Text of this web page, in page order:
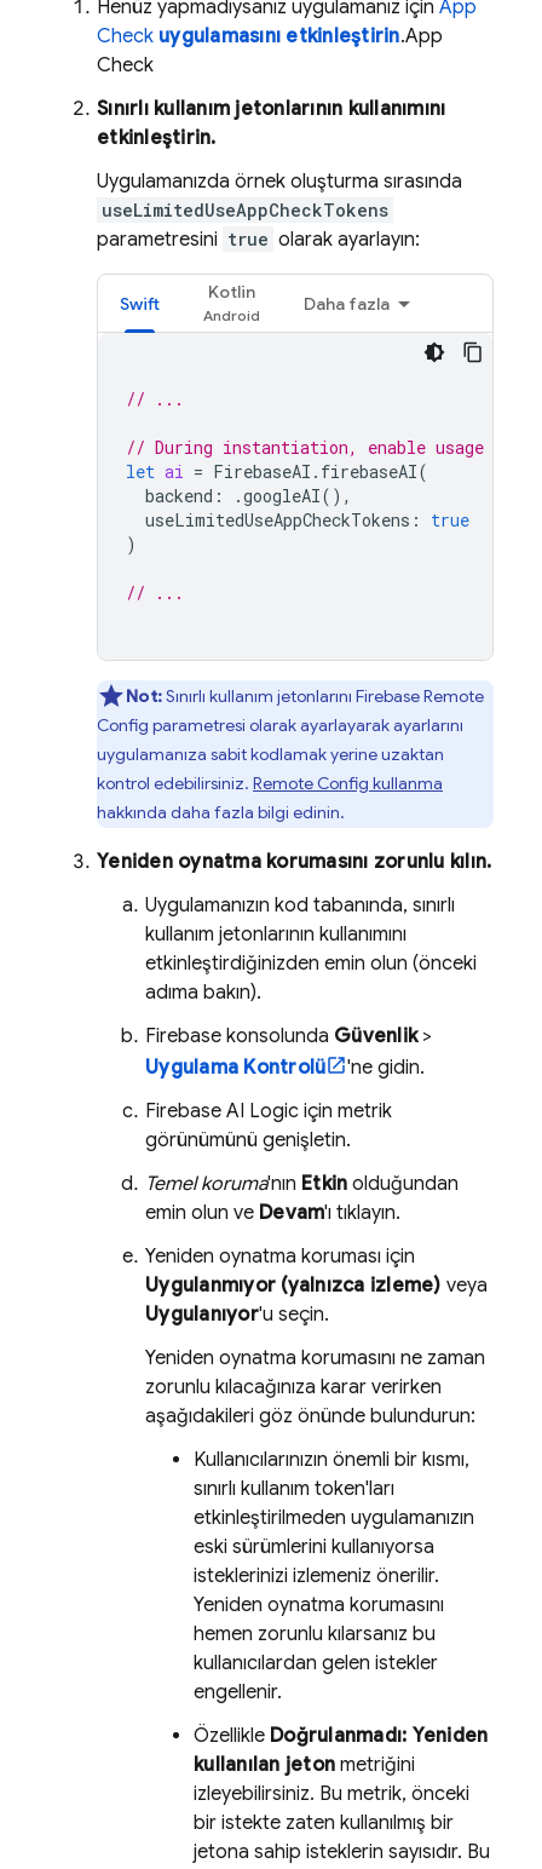
Henüz yapmadıysanız uygulamanız için App
Check uygulamasını etkinleştirin.App
Check
Sınırlı kullanım jetonlarının kullanımını
etkinleştirin.
Uygulamanızda örnek oluşturma sırasında
useLimitedUseAppCheckTokens
parametresini true olarak ayarlayın:
Swift
Kotlin
Daha fazla
// ...
// During instantiation, enable usage of
let ai = FirebaseAI . firebaseAI(
backend : .googleAI(),
useLimitedUseAppCheckTokens :
true
)
// ...
Not:Sınırlı kullanım jetonlarını Firebase Remote
Config parametresi olarak ayarlayarak ayarlarını
uygulamanıza sabit kodlamak yerine uzaktan
kontrol edebilirsiniz. Remote Config kullanma
hakkında daha fazla bilgi edinin.
Yeniden oynatma korumasını zorunlu kılın.
Uygulamanızın kod tabanında, sınırlı
kullanım jetonlarının kullanımını
etkinleştirdiğinizden emin olun (önceki
adıma bakın).
Firebase konsolunda Güvenlik>
Uygulama Kontrolü
'ne gidin.
Firebase AI Logic için metrik
görünümünü genişletin.
Temel koruma'nın Etkin olduğundan
emin olun ve Devam'ı tıklayın.
Yeniden oynatma koruması için
Uygulanmıyor (yalnızca izleme) veya
Uygulanıyor'u seçin.
Yeniden oynatma korumasını ne zaman
zorunlu kılacağınıza karar verirken
aşağıdakileri göz önünde bulundurun:
Kullanıcılarınızın önemli bir kısmı,
sınırlı kullanım token'ları
etkinleştirilmeden uygulamanızın
eski sürümlerini kullanıyorsa
isteklerinizi izlemeniz önerilir.
Yeniden oynatma korumasını
hemen zorunlu kılarsanız bu
kullanıcılardan gelen istekler
engellenir.
Özellikle Doğrulanmadı: Yeniden
kullanılan jeton metriğini
izleyebilirsiniz. Bu metrik, önceki
bir istekte zaten kullanılmış bir
jetona sahip isteklerin sayısıdır. Bu